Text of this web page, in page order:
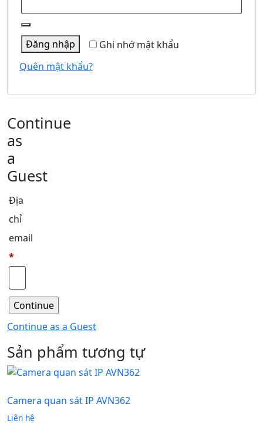
Ghi nhớ mật khẩu
Đăng nhập
Quên mật khẩu?
Continue
as
a
Guest
Địa
chỉ
email
*
Continue as a Guest
Sản phẩm tương tự
Camera quan sát IP AVN362
Liên hệ